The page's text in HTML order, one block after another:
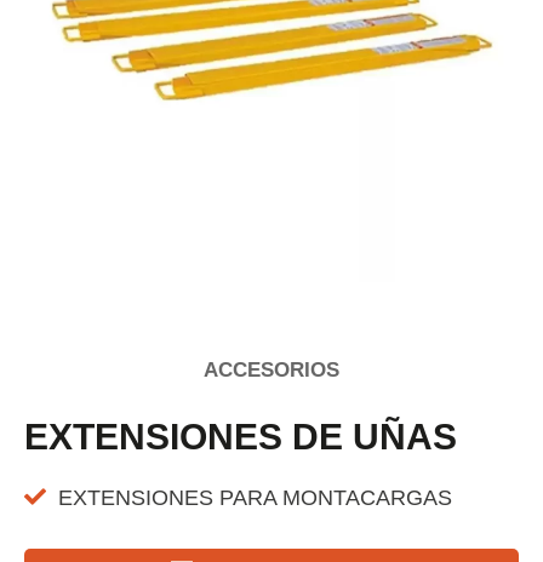
ACCESORIOS
EXTENSIONES DE UÑAS
EXTENSIONES PARA MONTACARGAS